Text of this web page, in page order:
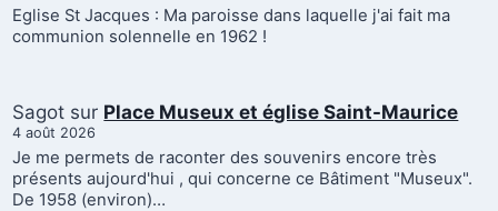
Eglise St Jacques : Ma paroisse dans laquelle j'ai fait ma
communion solennelle en 1962 !
Sagot sur Place Museux et église Saint-Maurice
4 août 2026
Je me permets de raconter des souvenirs encore très
présents aujourd'hui , qui concerne ce Bâtiment "Museux".
De 1958 (environ)…